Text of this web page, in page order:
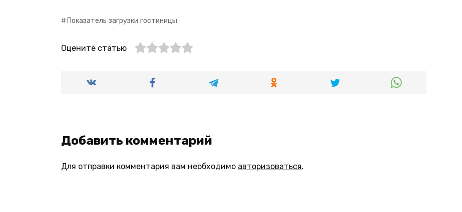
Показатель загрузки гостиницы
Оцените статью
Добавить комментарий
Для отправки комментария вам необходимо авторизоваться.